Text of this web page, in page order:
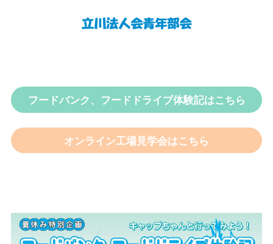
フードバンク、フードドライブ体験記はこちら
オンライン工場見学会はこちら